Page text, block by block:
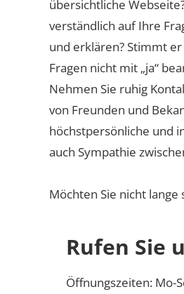
übersichtliche
verständlich auf Ihre
und erklären? Stimmt
Fragen nicht mit „ja“
Nehmen Sie ruhig
von Freunden und
höchstpersönliche und
auch Sympathie
Möchten Sie nicht
Rufen Sie
Öffnungszeiten: Mo-